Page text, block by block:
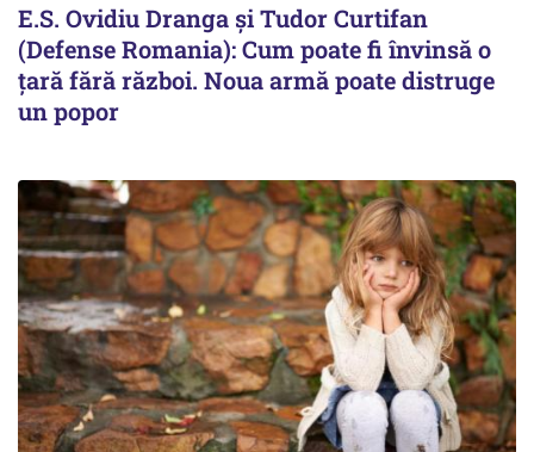
E.S. Ovidiu Dranga și Tudor Curtifan
(Defense Romania): Cum poate fi învinsă o
țară fără război. Noua armă poate distruge
un popor